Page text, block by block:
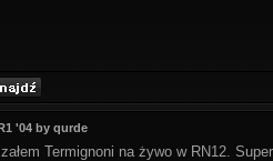
'04 by qurde
Termignoni na żywo w RN12.